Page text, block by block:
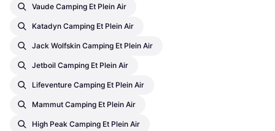
Vaude Camping Et Plein Air
Katadyn Camping Et Plein Air
Jack Wolfskin Camping Et Plein Air
Jetboil Camping Et Plein Air
Lifeventure Camping Et Plein Air
Mammut Camping Et Plein Air
High Peak Camping Et Plein Air